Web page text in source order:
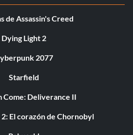
de Assassin's Creed
Dying Light 2
2077
Starfield
Come: Deliverance II
2: El corazón de Chornobyl